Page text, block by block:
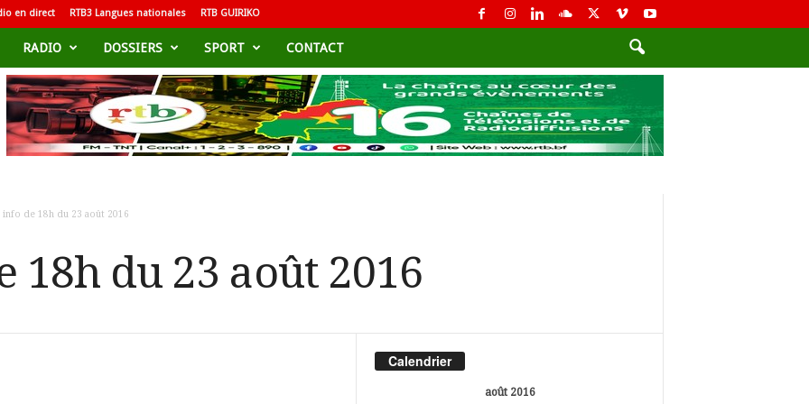
en direct RTB3 Langues nationales RTB GUIRIKO
RADIO DOSSIERS SPORT CONTACT
info de 18h du 23 août 2016
18h du 23 août 2016
Calendrier
août 2016